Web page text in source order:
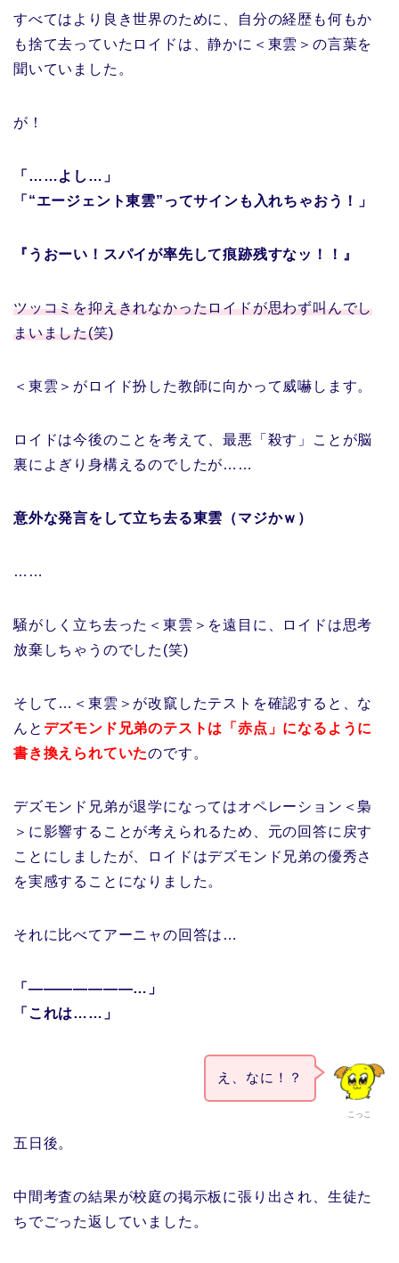
すべてはより良き世界のために、自分の経歴も何もか
も捨て去っていたロイドは、静かに＜東雲＞の言葉を
聞いていました。
が！
「……よし…」
「“エージェント東雲”ってサインも入れちゃおう！」
『うおーい！スパイが率先して痕跡残すなッ！！』
ツッコミを抑えきれなかったロイドが思わず叫んでし
まいました(笑)
＜東雲＞がロイド扮した教師に向かって威嚇します。
ロイドは今後のことを考えて、最悪「殺す」ことが脳
裏によぎり身構えるのでしたが……
意外な発言をして立ち去る東雲（マジかｗ）
……
騒がしく立ち去った＜東雲＞を遠目に、ロイドは思考
放棄しちゃうのでした(笑)
そして…＜東雲＞が改竄したテストを確認すると、な
んと デズモンド兄弟のテストは「赤点」になるように
書き換えられていたのです。
デズモンド兄弟が退学になってはオペレーション＜梟
＞に影響することが考えられるため、元の回答に戻す
ことにしましたが、ロイドはデズモンド兄弟の優秀さ
を実感することになりました。
それに比べてアーニャの回答は…
「―――――――…」
「これは……」
こっこ
え、なに！？
五日後。
中間考査の結果が校庭の掲示板に張り出され、生徒た
ちでごった返していました。